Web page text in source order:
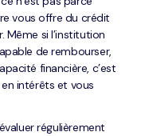
vous offre du crédit
Même si l’institution
de rembourser,
financière, c’est
intérêts et vous
régulièrement